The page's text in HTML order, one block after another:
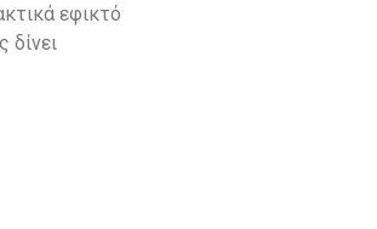
εφικτό
δίνει